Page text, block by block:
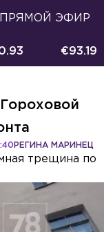
ПРЯМОЙ ЭФИР
€93.19
РЕГИНА МАРИНЕЦ
трещина по